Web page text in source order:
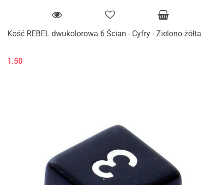
Kość REBEL dwukolorowa 6 Ścian - Cyfry - Zielono-żółta
1.50